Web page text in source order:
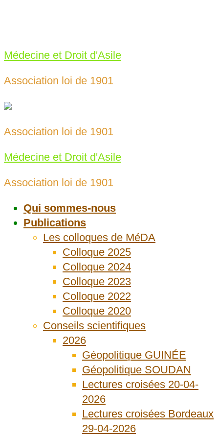
Médecine et Droit d'Asile
Association loi de 1901
Association loi de 1901
Médecine et Droit d'Asile
Association loi de 1901
Qui sommes-nous
Publications
Les colloques de MéDA
Colloque 2025
Colloque 2024
Colloque 2023
Colloque 2022
Colloque 2020
Conseils scientifiques
2026
Géopolitique GUINÉE
Géopolitique SOUDAN
Lectures croisées 20-04-
2026
Lectures croisées Bordeaux
29-04-2026